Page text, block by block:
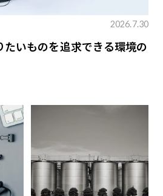
2026.7.30
たいものを追求できる環境の